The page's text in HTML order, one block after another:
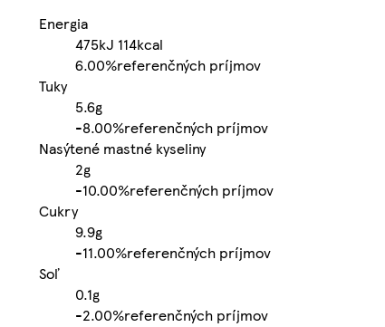
Energia
475kJ 114kcal
6.00%referenčných príjmov
Tuky
5.6g
-8.00%referenčných príjmov
Nasýtené mastné kyseliny
2g
-10.00%referenčných príjmov
Cukry
9.9g
-11.00%referenčných príjmov
Soľ
0.1g
-2.00%referenčných príjmov